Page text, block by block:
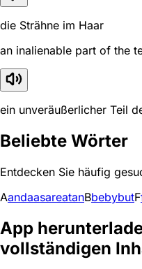
die Strähne im Haar
an inalienable part of the
ein unveräußerlicher Teil
Beliebte Wörter
Entdecken Sie häufig
AandaasareatanBbebybutF
App
vollständigen